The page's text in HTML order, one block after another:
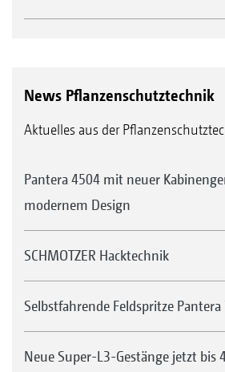
News Pflanzenschutztechnik
Aktuelles aus der
Pantera 4504 mit neuer
modernem Design
SCHMOTZER Hacktechnik
Selbstfahrende Feldspritze Pantera
Neue Super-L3-Gestänge jetzt bis